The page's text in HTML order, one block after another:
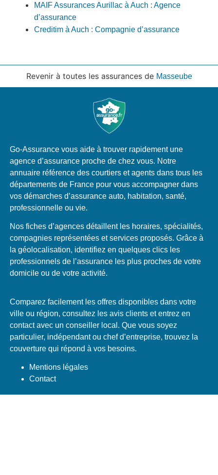
MAIF Assurances Aurillac à Auch : Agence
d’assurance
Creditim à Auch : Compagnie d’assurance
Revenir à toutes les assurances de Masseube
Go-Assurance vous aide à trouver rapidement une
agence d’assurance proche de chez vous. Notre
annuaire référence des courtiers et agents dans tous les
départements de France pour vous accompagner dans
vos démarches d’assurance auto, habitation, santé,
professionnelle ou vie.
Nos fiches d’agences détaillent les horaires, spécialités,
compagnies représentées et services proposés. Grâce à
la géolocalisation, identifiez en quelques clics les
professionnels de l’assurance les plus proches de votre
domicile ou de votre activité.
Comparez facilement les offres disponibles dans votre
ville ou région, consultez les avis clients et entrez en
contact avec un conseiller local. Que vous soyez
particulier, indépendant ou chef d’entreprise, trouvez la
couverture qui répond à vos besoins.
Mentions légales
Contact